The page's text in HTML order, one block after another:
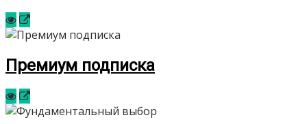
Премиум подписка